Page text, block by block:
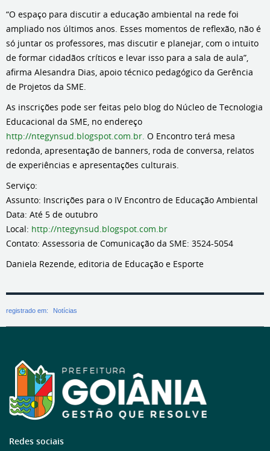
“O espaço para discutir a educação ambiental na rede foi
ampliado nos últimos anos. Esses momentos de reflexão, não é
só juntar os professores, mas discutir e planejar, com o intuito
de formar cidadãos críticos e levar isso para a sala de aula”,
afirma Alesandra Dias, apoio técnico pedagógico da Gerência
de Projetos da SME.
As inscrições pode ser feitas pelo blog do Núcleo de Tecnologia
Educacional da SME, no endereço
http://ntegynsud.blogspot.com.br. O Encontro terá mesa
redonda, apresentação de banners, roda de conversa, relatos
de experiências e apresentações culturais.
Serviço:
Assunto: Inscrições para o IV Encontro de Educação Ambiental
Data: Até 5 de outubro
Local: http://ntegynsud.blogspot.com.br
Contato: Assessoria de Comunicação da SME: 3524-5054
Daniela Rezende, editoria de Educação e Esporte
registrado em: Notícias
Redes sociais